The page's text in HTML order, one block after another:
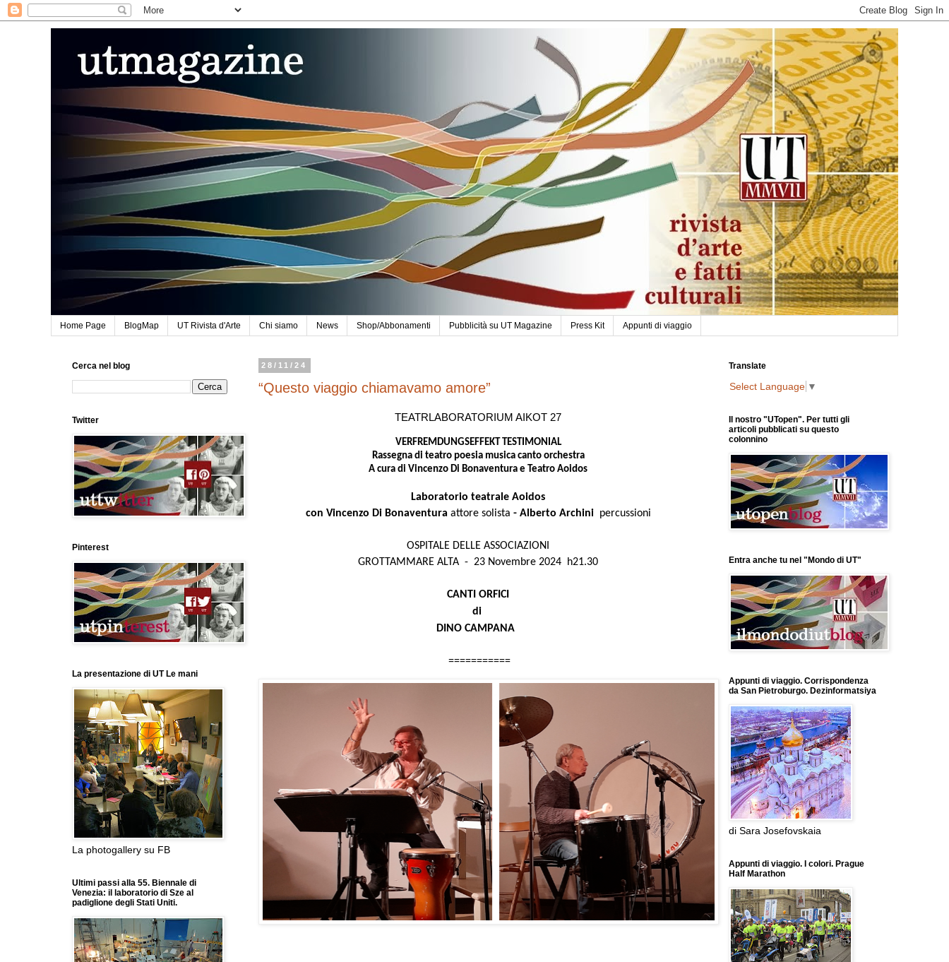
Home Page BlogMap UT Rivista d'Arte Chi siamo News Shop/Abbonamenti Pubblicità su UT Magazine Press Kit Appunti di viaggio
28/11/24
“Questo viaggio chiamavamo amore”
TEATRLABORATORIUM AIKOT 27
VERFREMDUNGSEFFEKT TESTIMONIAL
Rassegna di teatro poesia musica canto orchestra
A cura di Vincenzo Di Bonaventura e Teatro Aoidos
Laboratorio teatrale Aoidos
con Vincenzo Di Bonaventura attore solista - Alberto Archini percussioni
OSPITALE DELLE ASSOCIAZIONI
GROTTAMMARE ALTA - 23 Novembre 2024 h21.30
CANTI ORFICI
di
DINO CAMPANA
===========
Cerca nel blog
Twitter
Pinterest
La presentazione di UT Le mani
La photogallery su FB
Ultimi passi alla 55. Biennale di
Venezia: il laboratorio di Sze al
padiglione degli Stati Uniti.
Translate
Select Language ▼
Il nostro "UTopen". Per tutti gli
articoli pubblicati su questo
colonnino
Entra anche tu nel "Mondo di UT"
Appunti di viaggio. Corrispondenza
da San Pietroburgo. Dezinformatsiya
di Sara Josefovskaia
Appunti di viaggio. I colori. Prague
Half Marathon